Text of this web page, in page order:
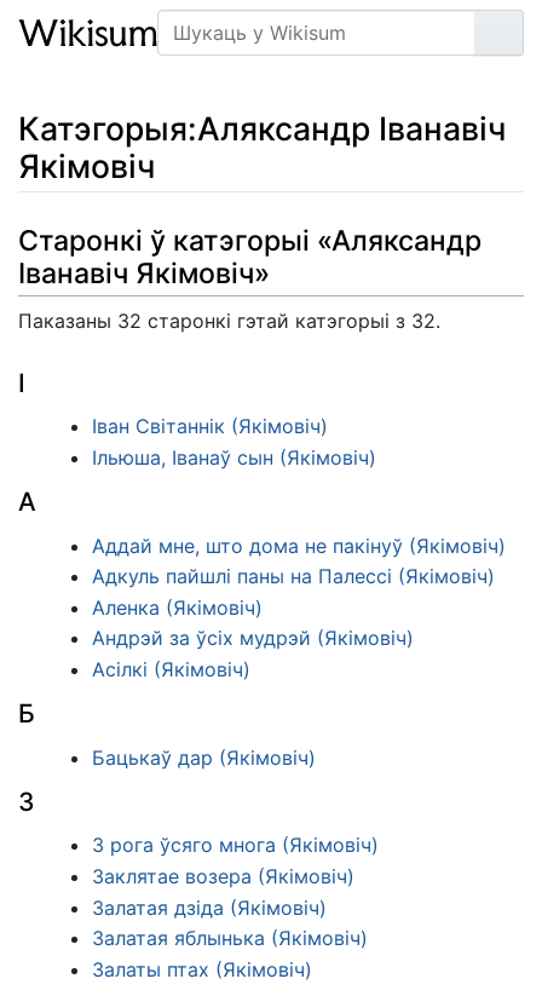
Пошук
Катэгорыя:Аляксандр Іванавіч
Якімовіч
Старонкі ў катэгорыі «Аляксандр
Іванавіч Якімовіч»
Паказаны 32 старонкі гэтай катэгорыі з 32.
І
Іван Світаннік (Якімовіч)
Ільюша, Іванаў сын (Якімовіч)
А
Аддай мне, што дома не пакінуў (Якімовіч)
Адкуль пайшлі паны на Палессі (Якімовіч)
Аленка (Якімовіч)
Андрэй за ўсіх мудрэй (Якімовіч)
Асілкі (Якімовіч)
Б
Бацькаў дар (Якімовіч)
З
З рога ўсяго многа (Якімовіч)
Заклятае возера (Якімовіч)
Залатая дзіда (Якімовіч)
Залатая яблынька (Якімовіч)
Залаты птах (Якімовіч)